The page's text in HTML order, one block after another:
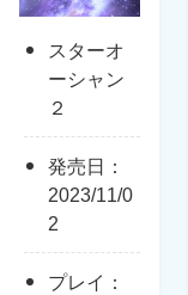
スターオ
ーシャン
２
発売日：
2023/11/0
2
プレイ：